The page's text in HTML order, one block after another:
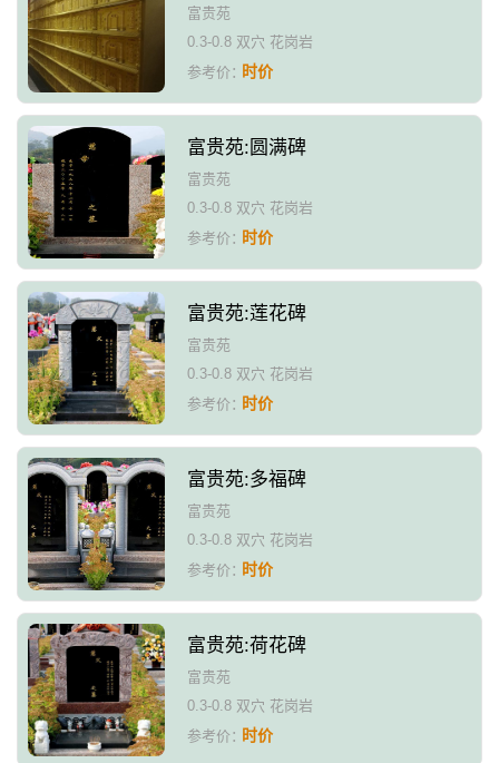
富贵苑
0.3-0.8 双穴 花岗岩
参考价：时价
富贵苑:圆满碑
富贵苑
0.3-0.8 双穴 花岗岩
参考价：时价
富贵苑:莲花碑
富贵苑
0.3-0.8 双穴 花岗岩
参考价：时价
富贵苑:多福碑
富贵苑
0.3-0.8 双穴 花岗岩
参考价：时价
富贵苑:荷花碑
富贵苑
0.3-0.8 双穴 花岗岩
参考价：时价